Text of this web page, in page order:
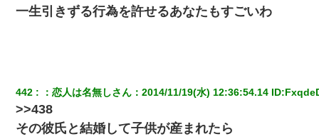
小学生の妹が20代の弟とチューしてるのに、見て見ぬふりの親を
見てから実家を出た。それから15年、妹が弟の子を妊娠したらし
くもう堕胎できない月なんだと母から連絡がきた…｜生活｜ワロ
タあんてな
一生引きずる行為を許せるあなたもすごいわ
442 ：恋人は名無しさん ：2014/11/19(水) 12:36:54.14 ID:
>>438
その彼氏と結婚して子供が産まれたら